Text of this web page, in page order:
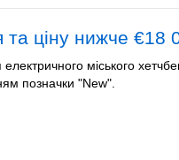
ціну нижче €18
міського
позначки "New".